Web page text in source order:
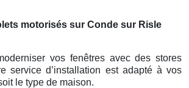
motorisés sur Conde sur Risle
vos fenêtres avec des stores
service d’installation est adapté à vos
le type de maison.